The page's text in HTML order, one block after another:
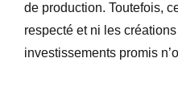
de production. Toutefois,
respecté et ni les
investissements promis